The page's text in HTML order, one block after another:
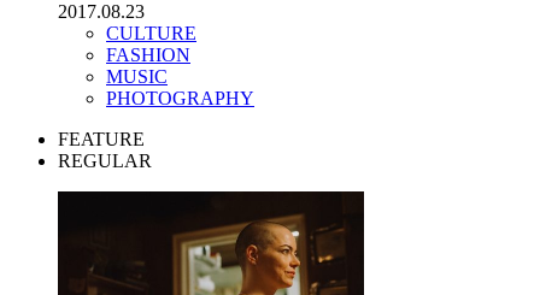
2017.08.23
CULTURE
FASHION
MUSIC
PHOTOGRAPHY
FEATURE
REGULAR